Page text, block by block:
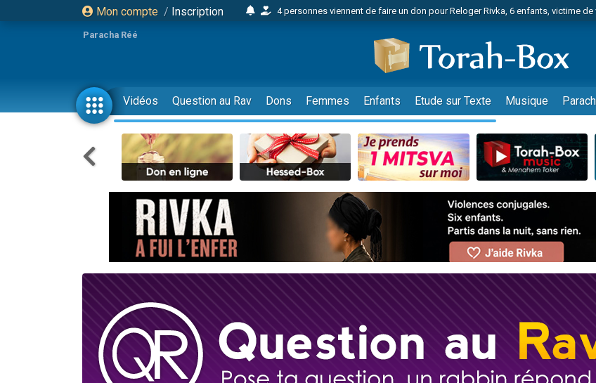
Mon compte / Inscription
4 personnes viennent de faire un don pour Reloger Rivka, 6 enfants, victime de
17 personnes viennent de demander une bénédiction
4 personnes viennent de nous rejoindre sur WhatsApp
Il reste 49 places pour étudier en groupe sur Zoom
23 personnes viennent de faire un don pour Diane, 80 ans, dans un
Eva vient de donner son Maasser
4 personnes viennent de nous rejoindre sur WhatsApp
3 personnes viennent de nous rejoindre sur WhatsApp
3 personnes viennent de faire un don pour 5 jours de vacances aux Orphelins
Odaya vient de donner son Maasser
2 personnes viennent de nous rejoindre sur WhatsApp
13 personnes viennent de demander une bénédiction
12 nouvelles musiques dans Torah-Box Music
30 personnes viennent de faire un don pour Sauvez la jambe de Yohan
Il reste 49 places pour étudier en groupe sur Zoom
3 personnes viennent de nous rejoindre sur WhatsApp
2 personnes viennent de nous rejoindre sur WhatsApp
Paracha Réé
Vidéos Question au Rav Dons Femmes Enfants Etude sur Texte Musique